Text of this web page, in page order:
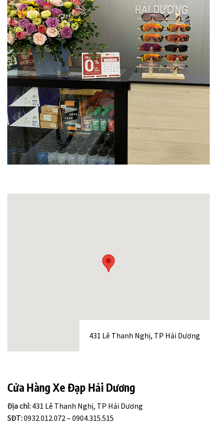
431 Lê Thanh Nghị, TP Hải Dương
Cửa Hàng Xe Đạp Hải Dương
Địa chỉ: 431 Lê Thanh Nghị, TP Hải Dương
SĐT:0932.012.072 – 0904.315.515